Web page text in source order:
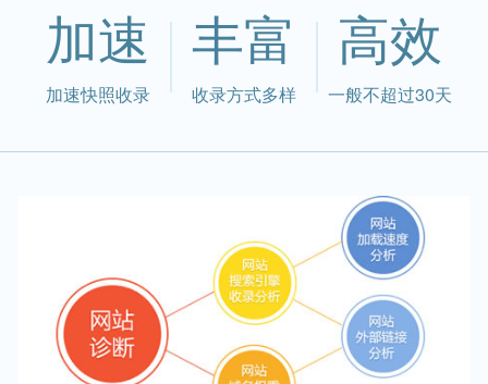
加速
加速快照收录
丰富
收录方式多样
高效
一般不超过30天